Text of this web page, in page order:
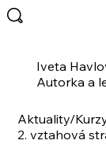
Iveta
Autorka a
Aktuality/
2. vztahová